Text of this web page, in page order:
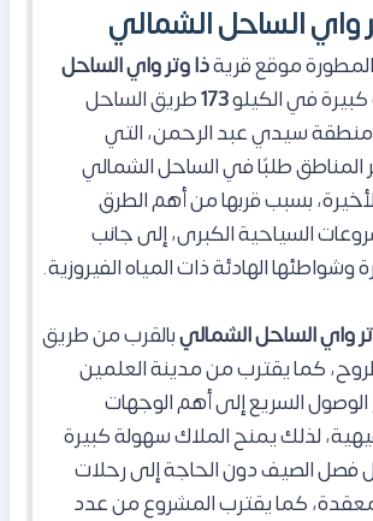
واي الساحل الشمالي
موقع قريةذا وتر واي الساحل
كبيرة في الكيلو173طريق الساحل
سيدي عبد الرحمن، التي
طلبًا في الساحل الشمالي
بسبب قربها من أهم الطرق
السياحية الكبرى، إلى جانب
وشواطئها الهادئة ذات المياه الفيروزية.
واي الساحل الشماليبالقرب من طريق
كما يقترب من مدينة العلمين
الوصول السريع إلى أهم الوجهات
لذلك يمنح الملاك سهولة كبيرة
فصل الصيف دون الحاجة إلى رحلات
كما يقترب المشروع من عدد